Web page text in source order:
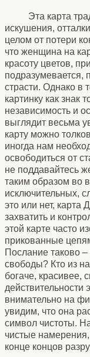
Эта карта
искушения,
целом от потери
что женщина на
красоту цветов,
подразумевается,
страсти. Однако в
картинку как знак
независимость и
выглядит весьма
карту можно
иногда нам
освободиться от
не поддавайтесь
таким образом во
исключительных,
это или нет, карта
захватить и
этой карте часто
прикованные
Послание таково
свободы? Кто из
богаче, красивее,
действительности
внимательно на
увидим, что она
символ чистоты.
чистые
конце концов